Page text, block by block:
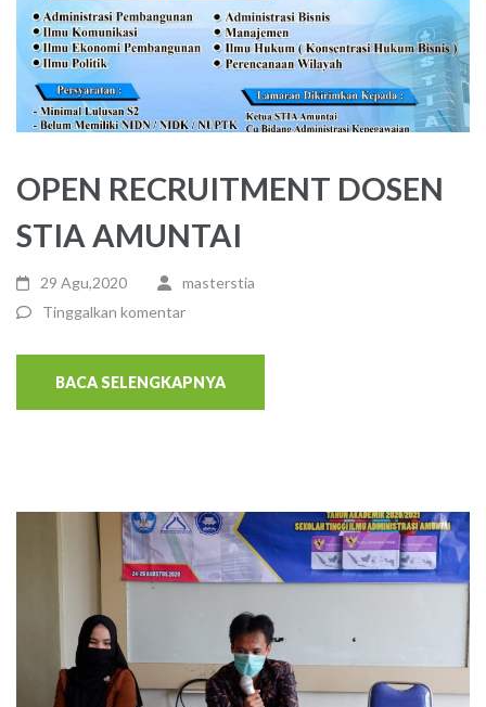
OPEN RECRUITMENT DOSEN
STIA AMUNTAI
29 Agu,2020
masterstia
Tinggalkan komentar
BACA SELENGKAPNYA